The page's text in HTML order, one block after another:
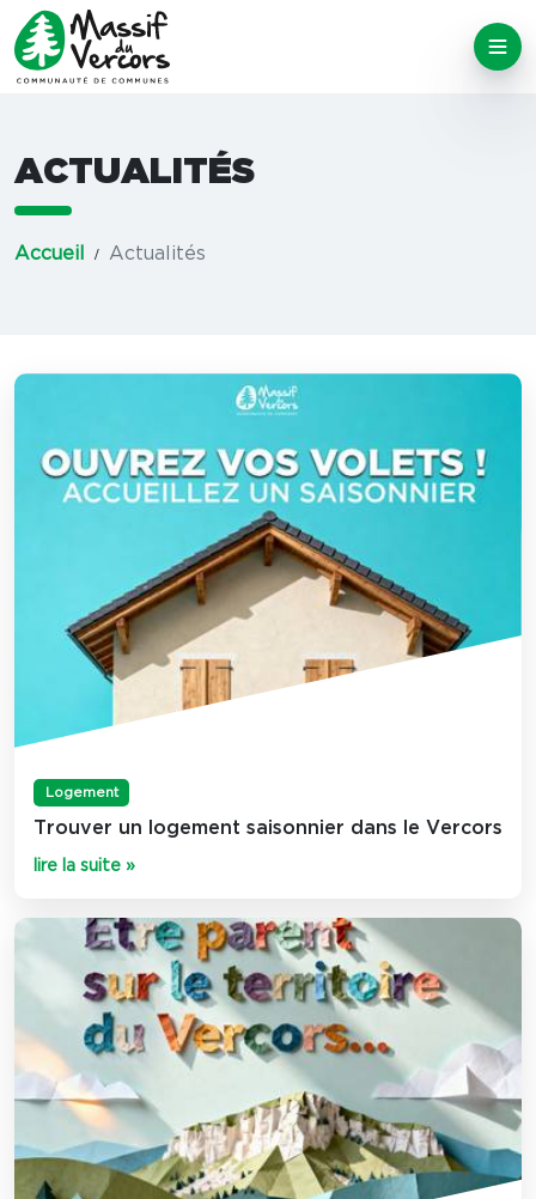
ACTUALITÉS
Accueil Actualités
Logement
Trouver un logement saisonnier dans le Vercors
lire la suite »